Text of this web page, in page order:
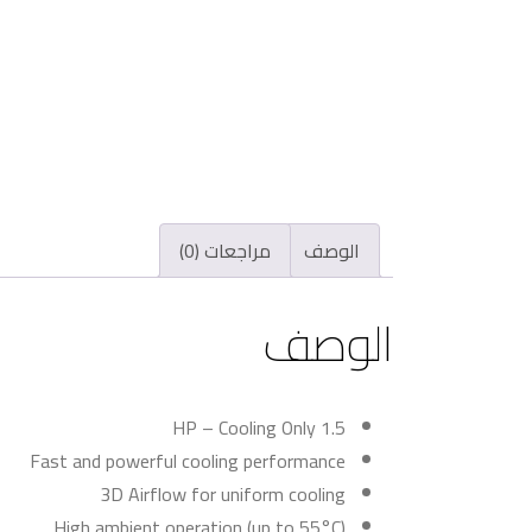
الوصف مراجعات (0)
الوصف
1.5 HP – Cooling Only
Fast and powerful cooling performance
3D Airflow for uniform cooling